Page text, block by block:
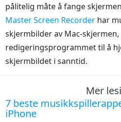
pålitelig måte å fange
Master Screen Recorder har
skjermbilder av Mac-
redigeringsprogrammet til å
skjermbildet i sanntid.
Mer
7 beste
iPhone